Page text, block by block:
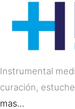
Instrumental
curación,
mas…